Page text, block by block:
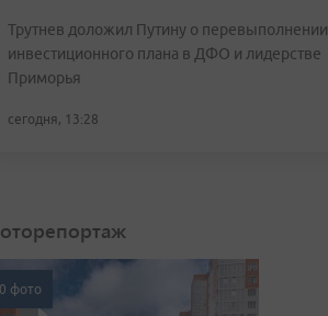
Трутнев доложил Путину о перевыполнении
инвестиционного плана в ДФО и лидерстве
Приморья
сегодня, 13:28
фото